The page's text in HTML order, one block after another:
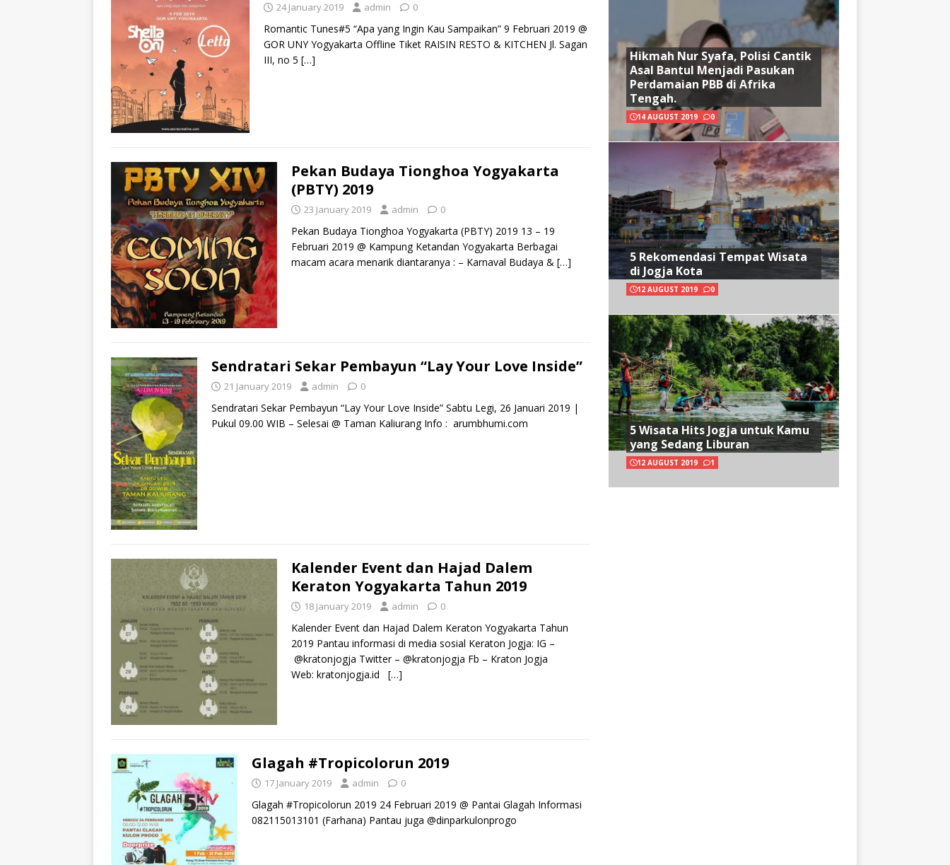
24 January 2019 admin 0
Romantic Tunes#5 “Apa yang Ingin Kau Sampaikan” 9 Februari 2019 @
GOR UNY Yogyakarta Offline Tiket RAISIN RESTO & KITCHEN Jl. Sagan
III, no 5 […]
Pekan Budaya Tionghoa Yogyakarta
(PBTY) 2019
23 January 2019 admin 0
Pekan Budaya Tionghoa Yogyakarta (PBTY) 2019 13 – 19
Februari 2019 @ Kampung Ketandan Yogyakarta Berbagai
macam acara menarik diantaranya : – Karnaval Budaya & […]
Sendratari Sekar Pembayun “Lay Your Love Inside”
21 January 2019 admin 0
Sendratari Sekar Pembayun “Lay Your Love Inside” Sabtu Legi, 26 Januari 2019 |
Pukul 09.00 WIB – Selesai @ Taman Kaliurang Info : arumbhumi.com
Kalender Event dan Hajad Dalem
Keraton Yogyakarta Tahun 2019
18 January 2019 admin 0
Kalender Event dan Hajad Dalem Keraton Yogyakarta Tahun
2019 Pantau informasi di media sosial Keraton Jogja: IG –
@kratonjogja Twitter – @kratonjogja Fb – Kraton Jogja
Web: kratonjogja.id […]
Glagah #Tropicolorun 2019
17 January 2019 admin 0
Glagah #Tropicolorun 2019 24 Februari 2019 @ Pantai Glagah Informasi
082115013101 (Farhana) Pantau juga @dinparkulonprogo
Hikmah Nur Syafa, Polisi Cantik
Asal Bantul Menjadi Pasukan
Perdamaian PBB di Afrika
Tengah.
14 AUGUST 2019 0
5 Rekomendasi Tempat Wisata
di Jogja Kota
12 AUGUST 2019 0
5 Wisata Hits Jogja untuk Kamu
yang Sedang Liburan
12 AUGUST 2019 1